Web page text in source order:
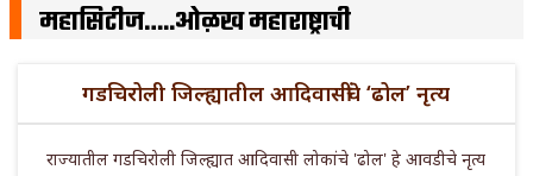
महासिटीज…..ओळख महाराष्ट्राची
गडचिरोली जिल्ह्यातील आदिवासींचे ‘ढोल’ नृत्य
राज्यातील गडचिरोली जिल्ह्यात आदिवासी लोकांचे 'ढोल' हे आवडीचे नृत्य